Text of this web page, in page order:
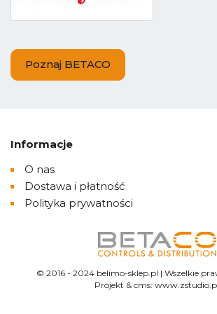
Poznaj BETACO
Informacje
O nas
Dostawa i płatność
Polityka prywatności
© 2016 - 2024 belimo-sklep.pl | Wszelkie
Projekt &cms: